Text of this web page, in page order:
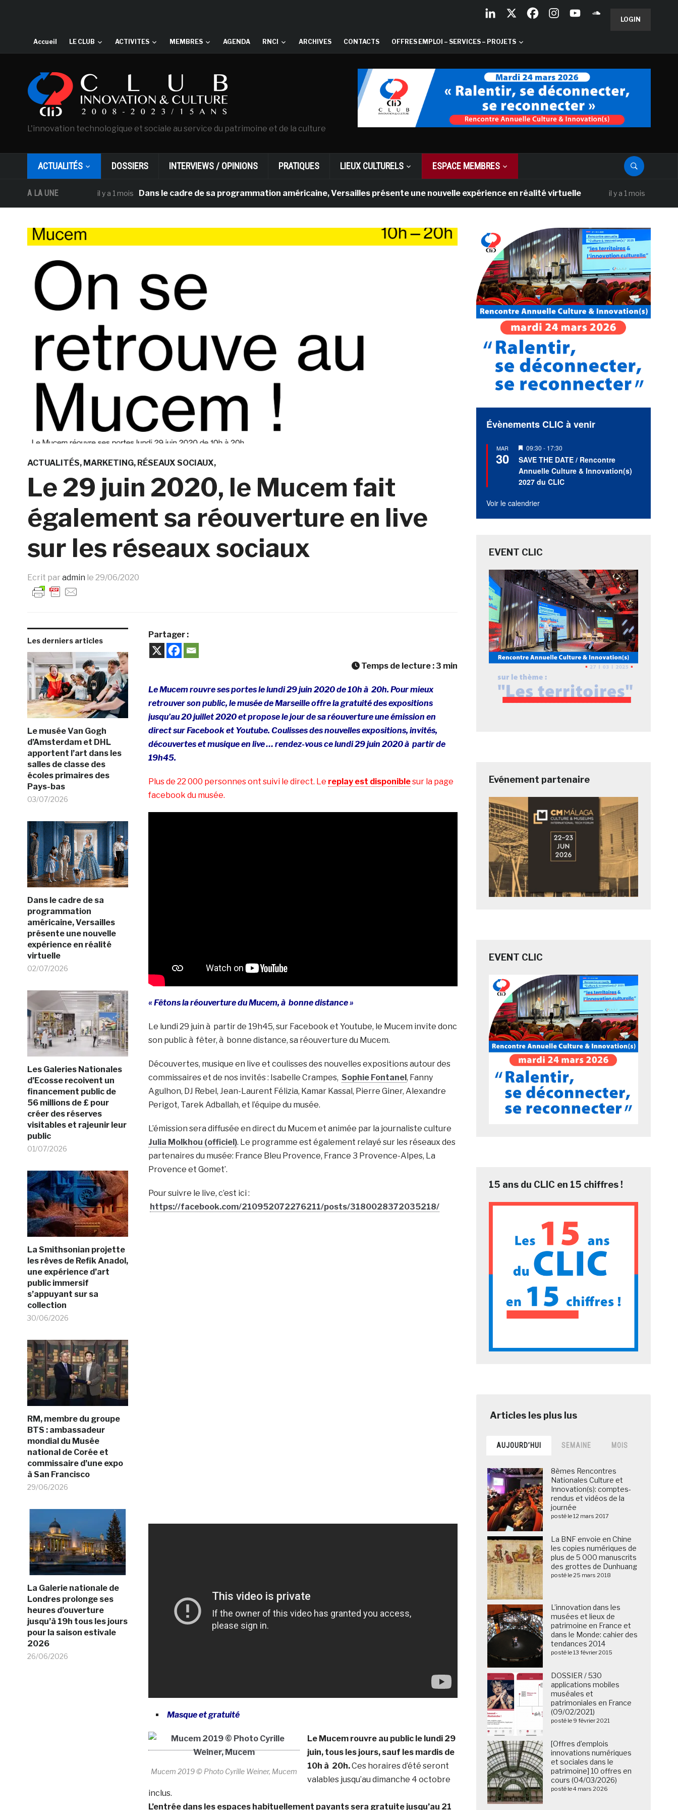
LOGIN
Accueil LE CLUB ACTIVITES MEMBRES AGENDA RNCI ARCHIVES CONTACTS OFFRES EMPLOI – SERVICES – PROJETS
L'innovation technologique et sociale au service du patrimoine et de la culture
ACTUALITÉS DOSSIERS INTERVIEWS / OPINIONS PRATIQUES LIEUX CULTURELS ESPACE MEMBRES
A LA UNE il y a 1 mois Dans le cadre de sa programmation américaine, Versailles présente une nouvelle expérience en réalité virtuelle il y a 1 mois Les Galeries
ACTUALITÉS MARKETING RÉSEAUX SOCIAUX
Le 29 juin 2020, le Mucem fait
également sa réouverture en live
sur les réseaux sociaux
Ecrit par admin le 29/06/2020
Les derniers articles
Le musée Van Gogh
d’Amsterdam et DHL
apportent l’art dans les
salles de classe des
écoles primaires des
Pays-bas
03/07/2026
Dans le cadre de sa
programmation
américaine, Versailles
présente une nouvelle
expérience en réalité
virtuelle
02/07/2026
Les Galeries Nationales
d’Ecosse recoivent un
financement public de
56 millions de £ pour
créer des réserves
visitables et rajeunir leur
public
01/07/2026
La Smithsonian projette
les rêves de Refik Anadol,
une expérience d’art
public immersif
s’appuyant sur sa
collection
30/06/2026
RM, membre du groupe
BTS : ambassadeur
mondial du Musée
national de Corée et
commissaire d’une expo
à San Francisco
29/06/2026
La Galerie nationale de
Londres prolonge ses
heures d’ouverture
jusqu’à 19h tous les jours
pour la saison estivale
2026
26/06/2026
Partager :
Temps de lecture : 3 min
Le Mucem rouvre ses portes le lundi 29 juin 2020 de 10h à 20h. Pour mieux
retrouver son public, le musée de Marseille offre la gratuité des expositions
jusqu’au 20 juillet 2020 et propose le jour de sa réouverture une émission en
direct sur Facebook et Youtube. Coulisses des nouvelles expositions, invités,
découvertes et musique en live … rendez-vous ce lundi 29 juin 2020 à partir de
19h45.
Plus de 22 000 personnes ont suivi le direct. Le replay est disponiblesur la page
facebook du musée.
« Fêtons la réouverture du Mucem, à bonne distance »
Le lundi 29 juin à partir de 19h45, sur Facebook et Youtube, le Mucem invite donc
son public à fêter, à bonne distance, sa réouverture du Mucem.
Découvertes, musique en live et coulisses des nouvelles expositions autour des
commissaires et de nos invités : Isabelle Crampes, Sophie Fontanel , Fanny
Agulhon, DJ Rebel, Jean-Laurent Félizia, Kamar Kassal, Pierre Giner, Alexandre
Perigot, Tarek Adballah, et l’équipe du musée.
L’émission sera diffusée en direct du Mucem et animée par la journaliste culture
Julia Molkhou (officiel). Le programme est également relayé sur les réseaux des
partenaires du musée: France Bleu Provence, France 3 Provence-Alpes, La
Provence et Gomet’.
Pour suivre le live, c’est ici :
https://facebook.com/210952072276211/posts/3180028372035218/
Masque et gratuité
Mucem 2019 © Photo Cyrille Weiner, Mucem
Le Mucem rouvre au public le lundi 29
juin, tous les jours, sauf les mardis de
10h à 20h.Ces horaires d’été seront
valables jusqu’au dimanche 4 octobre
inclus.
L’entrée dans les espaces habituellement payants sera gratuite jusqu’au 21
Évènements CLIC à venir
MAR
30
Mis
en
avant
09:30 - 17:30
SAVE THE DATE / Rencontre
Annuelle Culture & Innovation(s)
2027 du CLIC
Voir le calendrier
EVENT CLIC
Evénement partenaire
EVENT CLIC
15 ans du CLIC en 15 chiffres !
AUJOURD’HUI SEMAINE MOIS
8èmes Rencontres
Nationales Culture et
Innovation(s): comptes-
rendus et vidéos de la
journée
posté le 12 mars 2017
La BNF envoie en Chine
les copies numériques de
plus de 5 000 manuscrits
des grottes de Dunhuang
posté le 25 mars 2018
L’innovation dans les
musées et lieux de
patrimoine en France et
dans le Monde: cahier des
tendances 2014
posté le 13 février 2015
DOSSIER / 530
applications mobiles
muséales et
patrimoniales en France
(09/02/2021)
posté le 9 février 2021
[Offres d’emplois
innovations numériques
et sociales dans le
patrimoine] 10 offres en
cours (04/03/2026)
posté le 4 mars 2026